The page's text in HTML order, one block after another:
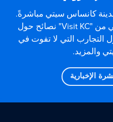
كانساس سيتي مباشرةً.
تقدم رسائل البريد الإلكتروني من "Visit KC" نصائح حول
التجارب التي لا تفوت في
والمزيد.
الإخبارية